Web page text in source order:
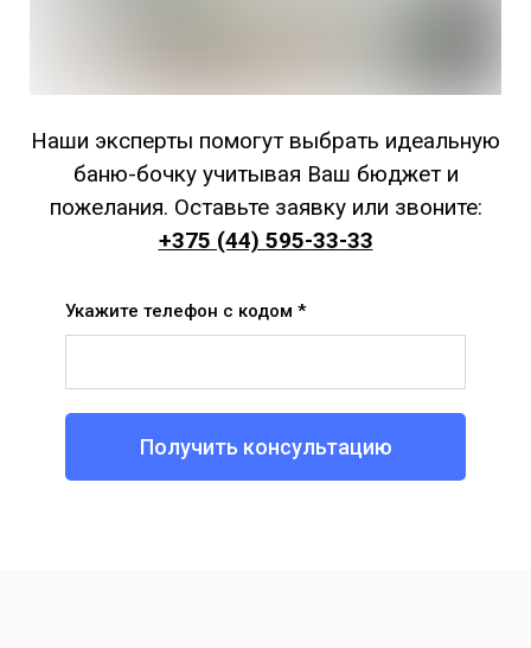
Наши эксперты помогут выбрать идеальную
баню-бочку учитывая Ваш бюджет и
пожелания. Оставьте заявку или звоните:
+375 (44) 595-33-33
Укажите телефон с кодом *
Получить консультацию